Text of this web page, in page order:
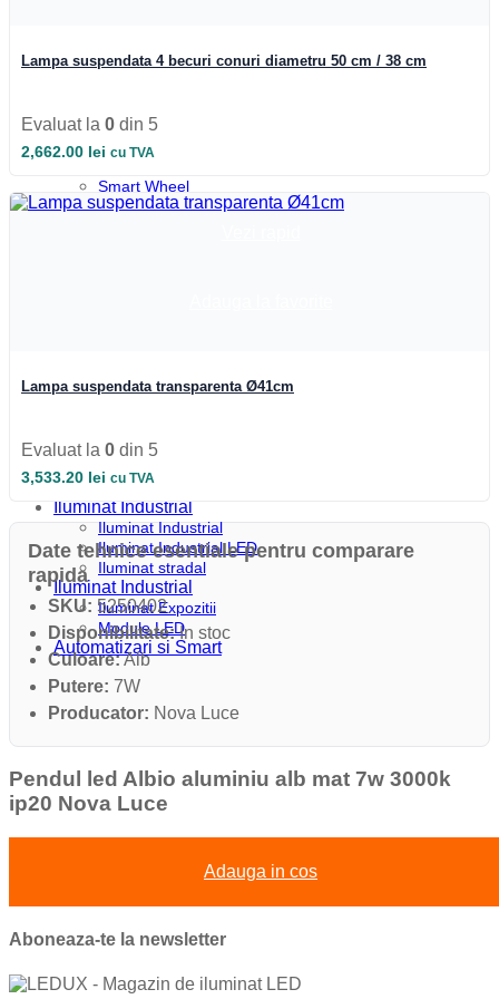
Profile pardoseala
Profile scari
Profile sticla
Smart Wheel
Incarcatoare
Emergenta si exit
Corpuri pe sina
Sine si accesorii
Iluminat Industrial
Iluminat Industrial
Iluminat Industrial LED
Iluminat stradal
Iluminat Industrial
Iluminat Expozitii
Module LED
Automatizari si Smart
Lampa suspendata 4 becuri conuri diametru 50 cm / 38 cm
Evaluat la 0 din 5
2,662.00 lei cu TVA
Lampa suspendata transparenta Ø41cm
Evaluat la 0 din 5
3,533.20 lei cu TVA
Date tehnice esentiale pentru comparare
rapida
SKU: 5250402
Disponibilitate:In stoc
Culoare:Alb
Putere: 7W
Producator: Nova Luce
Pendul led Albio aluminiu alb mat 7w 3000k
ip20 Nova Luce
Adauga in cos
Aboneaza-te la newsletter